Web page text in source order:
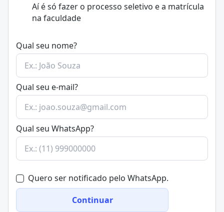
órgãos públicos.
Além de aulas teóricas, o curso conta, ainda, com
atividades práticas para que os alunos possam aplicar
na criação de planos de comunicação eficazes, bem
como na produção de conteúdos de qualidade para as
diferentes mídias.
Ao concluir o curso, os alunos estarão aptos para
atuar na área de comunicação institucional,
desenvolvendo campanhas de sucesso e garantindo a
melhor imagem para a empresa.
Aí é só fazer o processo seletivo e a matrícula
na faculdade
Qual seu nome?
Qual seu e-mail?
Qual seu WhatsApp?
Quero ser notificado pelo WhatsApp.
Continuar